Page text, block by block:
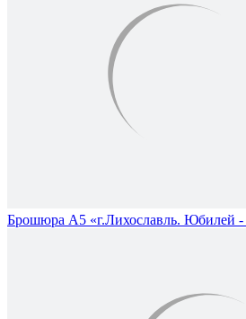
Брошюра А5 «г.Лихославль. Юбилей -